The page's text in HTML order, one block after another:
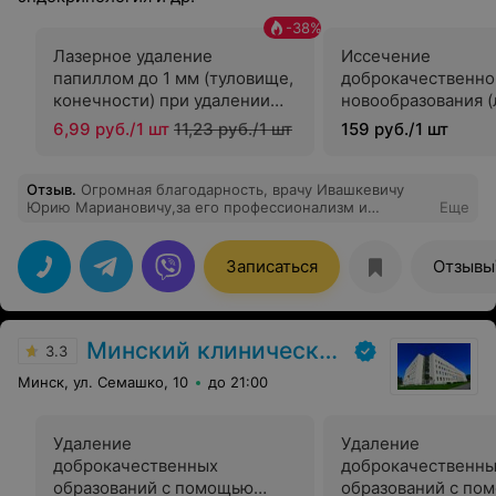
Лазерное удаление
папиллом до 1 мм (туловище,
конечности) при удалении
13-и и более образований
хирургом
-38%
6,99 руб./1 шт 11,23 руб./1 шт
Иссечение
новообразования
фибромы) до 1 см
159 руб./1 шт
Отзыв. Огромная благодарность, врачу Ивашкевичу
Юрию Мариановичу,за его профессионализм и
Еще
Записаться Отзывы
3.3 Минский клинический консультативно-диагностический центр
Минск, ул. Семашко, 10 до 21:00
Удаление
доброкачественных
образований с помощью
Удаление
образований с